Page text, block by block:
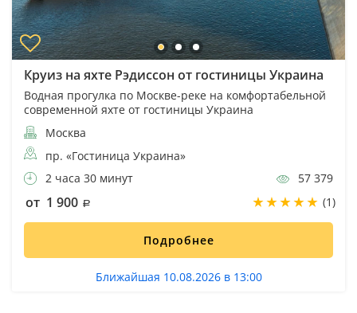
Круиз на яхте Рэдиссон от гостиницы Украина
Водная прогулка по Москве-реке на комфортабельной
современной яхте от гостиницы Украина
Москва
пр. «Гостиница Украина»
2 часа 30 минут
57 379
от 1 900 (1)
Подробнее
Ближайшая 10.08.2026 в 13:00